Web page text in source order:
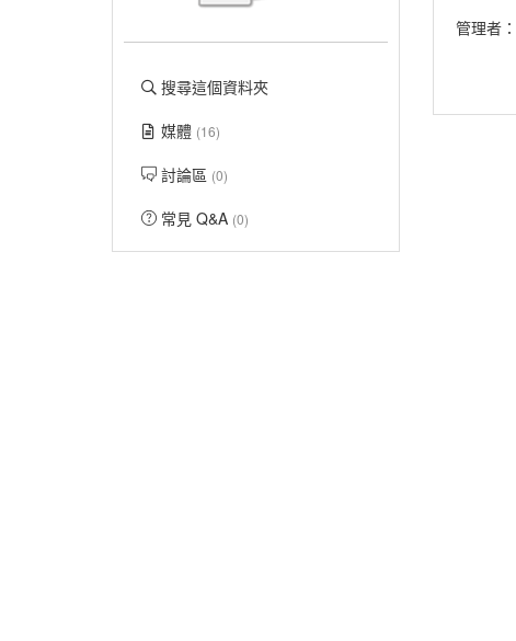
搜尋這個資料夾
媒體 (16)
討論區 (0)
常見 Q&A (0)
管理者：